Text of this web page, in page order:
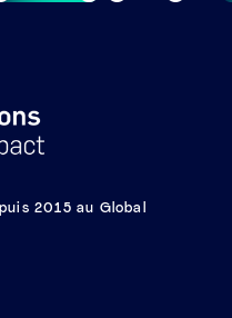
2015 au Global